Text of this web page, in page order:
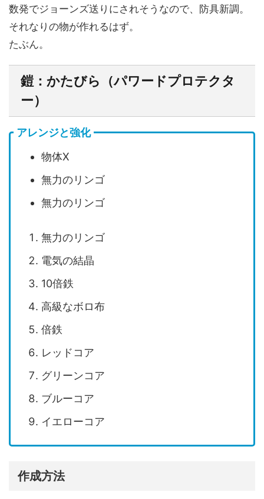
数発でジョーンズ送りにされそうなので、防具新調。
それなりの物が作れるはず。
たぶん。
鎧：かたびら（パワードプロテクタ
ー）
アレンジと強化
物体X
無力のリンゴ
無力のリンゴ
無力のリンゴ
電気の結晶
10倍鉄
高級なボロ布
倍鉄
レッドコア
グリーンコア
ブルーコア
イエローコア
作成方法